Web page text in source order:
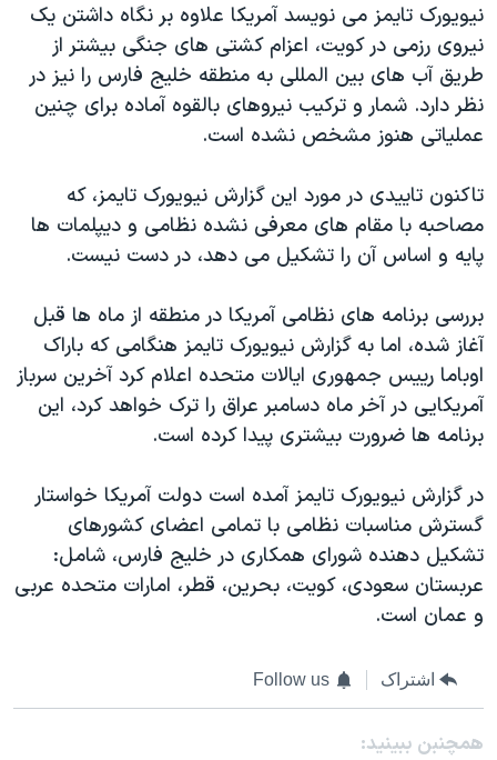
صفحه‌های ویژه
سفر پرزیدنت ترامپ به چین
نیویورک تایمز می نویسد آمريکا علاوه بر نگاه داشتن یک
نیروی رزمی در کویت، اعزام کشتی های جنگی بیشتر از
طريق آب های بین المللی به منطقه خلیج فارس را نیز در
نظر دارد. شمار و ترکیب نیروهای بالقوه آماده برای چنین
عملیاتی هنوز مشخص نشده است.
تاکنون تاییدی در مورد این گزارش نیویورک تایمز، که
مصاحبه با مقام های معرفی نشده نظامی و دیپلمات ها
پایه و اساس آن را تشکیل می دهد، در دست نیست.
بررسی برنامه های نظامی آمريکا در منطقه از ماه ها قبل
آغاز شده، اما به گزارش نیویورک تایمز هنگامی که باراک
اوباما رییس جمهوری ایالات متحده اعلام کرد آخرین سرباز
آمريکایی در آخر ماه دسامبر عراق را ترک خواهد کرد، این
برنامه ها ضرورت بیشتری پیدا کرده است.
در گزارش نیویورک تایمز آمده است دولت آمريکا خواستار
گسترش مناسبات نظامی با تمامی اعضای کشورهای
تشکیل دهنده شورای همکاری در خلیج فارس، شامل:
عربستان سعودی، کویت، بحرین، قطر، امارات متحده عربی
و عمان است.
اشتراک Follow us
همچنبن ببینید: